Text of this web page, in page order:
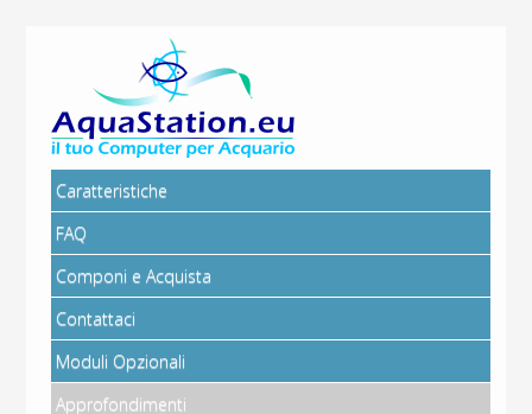
Caratteristiche
FAQ
Componi e Acquista
Contattaci
Moduli Opzionali
Approfondimenti